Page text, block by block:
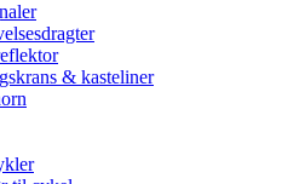
& kasteliner